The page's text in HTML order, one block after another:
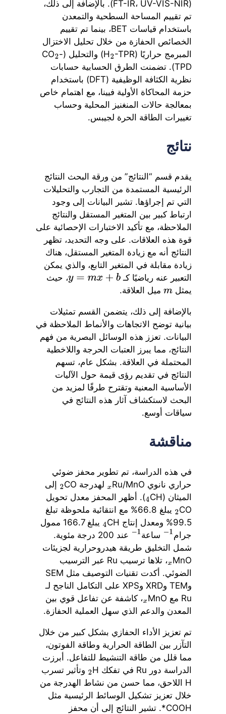
(FT-IR، UV-VIS-NIR). بالإضافة إلى ذلك،
تم تقييم المساحة السطحية والتمعدن
باستخدام قياسات BET، بينما تم تقييم
الخصائص الحفازة من خلال تحليل الاختزال
المبرمج حراريًا (H
2-TPR) والتحليل (CO 2-
TPD). تضمنت الطرق الحسابية حسابات
نظرية الكثافة الوظيفية (DFT) باستخدام
حزمة المحاكاة الأولية فيينا، مع اهتمام خاص
بمعالجة حالات المنغنيز المحلية وحساب
تغييرات الطاقة الحرة لجيبس.
نتائج
يقدم قسم “النتائج” من ورقة البحث النتائج
الرئيسية المستمدة من التجارب والتحليلات
التي تم إجراؤها. تشير البيانات إلى وجود
ارتباط كبير بين المتغير المستقل والنتائج
الملاحظة، مع تأكيد الاختبارات الإحصائية على
قوة هذه العلاقات. على وجه التحديد، تظهر
النتائج أنه مع زيادة المتغير المستقل، هناك
زيادة مقابلة في المتغير التابع، والذي يمكن
التعبير عنه رياضيًا كـ
y=m x+b
، حيث
يمثل m ميل العلاقة.
بالإضافة إلى ذلك، يتضمن القسم تمثيلات
بيانية توضح الاتجاهات والأنماط الملاحظة في
البيانات. تعزز هذه الوسائل البصرية من فهم
النتائج، مما يبرز العتبات الحرجة واللاخطية
المحتملة في العلاقة. بشكل عام، تسهم
النتائج في تقديم رؤى قيمة حول الآليات
الأساسية المعنية وتقترح طرقًا لمزيد من
البحث لاستكشاف آثار هذه النتائج في
سياقات أوسع.
مناقشة
في هذه الدراسة، تم تطوير محفز ضوئي
حراري نانوي Ru/MnO
x لهدرجة CO 2 إلى
الميثان (CH
4). أظهر المحفز معدل تحويل
CO
2
يبلغ 66.8% مع انتقائية ملحوظة تبلغ
99.5% ومعدل إنتاج CH
4
يبلغ 166.7 ممول
جرام1 ساعة1
عند 200 درجة مئوية.
شمل التخليق طريقة هيدروحرارية لجزيئات
MnO
x
، تلاها ترسيب Ru عبر الترسيب
الضوئي. أكدت تقنيات التوصيف مثل SEM
وTEM وXRD وXPS على التكامل الناجح لـ
Ru مع MnO
x، كاشفة عن تفاعل قوي بين
المعدن والدعم الذي سهل العملية الحفازة.
تم تعزيز الأداء الحفازي بشكل كبير من خلال
التآزر بين الطاقة الحرارية وطاقة الفوتون،
مما قلل من طاقة التنشيط للتفاعل. أبرزت
الدراسة دور Ru في تفكك H
2 وتأثير تسرب
H اللاحق، مما حسن من نشاط الهدرجة من
خلال تعزيز تشكيل الوسائط الرئيسية مثل
COOH*. تشير النتائج إلى أن محفز